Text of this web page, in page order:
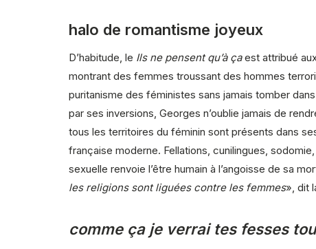
halo de romantisme joyeux
D’habitude, le Ils ne pensent qu’à çaest attribué
montrant des femmes troussant des hommes
puritanisme des féministes sans jamais tomber
par ses inversions, Georges n’oublie jamais de
tous les territoires du féminin sont présents dans
française moderne. Fellations, cunilingues,
sexuelle renvoie l’être humain à l’angoisse de sa
les religions sont liguées contre les femmes», dit
comme ça je verrai tes fesses